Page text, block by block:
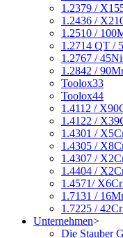
1.2379 /
1.2436 /
1.2510 /
1.2714 QT /
1.2767 /
1.2842 /
Toolox33
Toolox44
1.4112 /
1.4122 /
1.4301 /
1.4305 /
1.4307 /
1.4404 /
1.4571/
1.7131 /
1.7225 /
Unternehmen>
Die Stauber